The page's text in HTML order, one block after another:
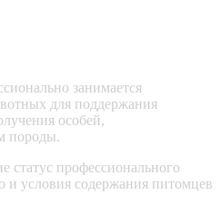
занимается
для поддержания
особей,
породы.
профессионального
и условия содержания питомцев